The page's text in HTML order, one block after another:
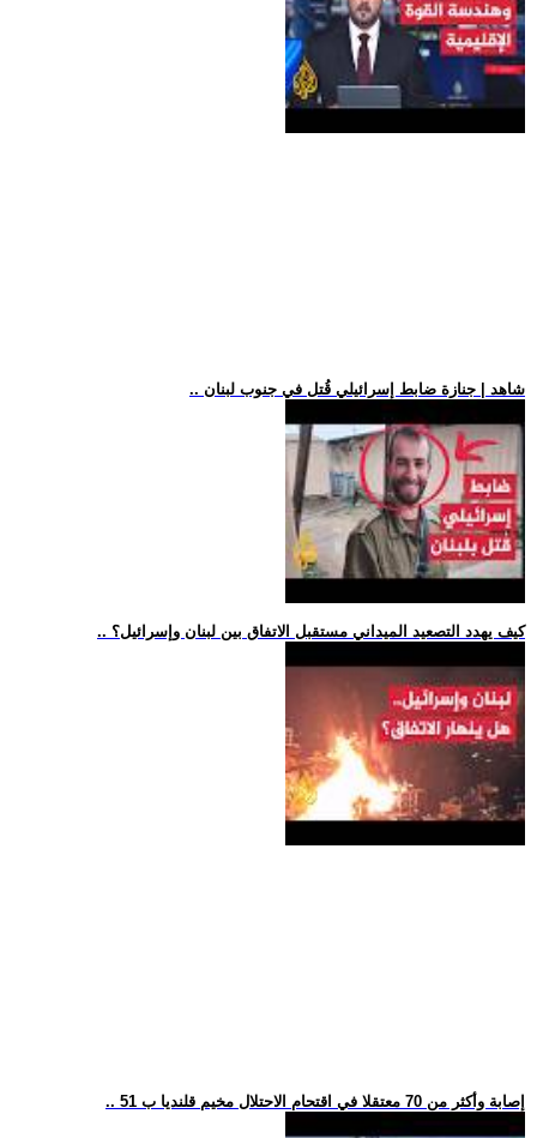
.. شاهد | جنازة ضابط إسرائيلي قُتل في جنوب لبنان
.. كيف يهدد التصعيد الميداني مستقبل الاتفاق بين لبنان وإسرائيل؟
.. 51 إصابة وأكثر من 70 معتقلا في اقتحام الاحتلال مخيم قلنديا ب